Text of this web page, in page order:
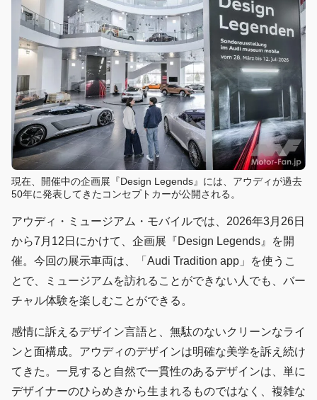
現在、開催中の企画展『Design Legends』には、アウディが過去
50年に発表してきたコンセプトカーが公開される。
アウディ・ミュージアム・モバイルでは、2026年3月26日
から7月12日にかけて、企画展『Design Legends』を開
催。今回の展示車両は、「Audi Tradition app」を使うこ
とで、ミュージアムを訪れることができない人でも、バー
チャル体験を楽しむことができる。
感情に訴えるデザイン言語と、無駄のないクリーンなライ
ンと面構成。アウディのデザインは明確な美学を訴え続け
てきた。一見すると自然で一貫性のあるデザインは、単に
デザイナーのひらめきから生まれるものではなく、複雑な